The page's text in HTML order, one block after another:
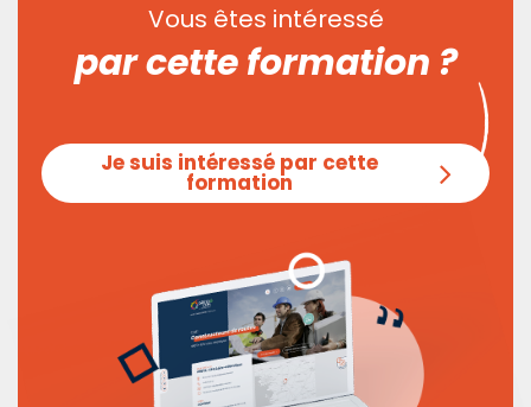
Vous êtes intéressé
par cette formation ?
Je suis intéressé par cette
formation